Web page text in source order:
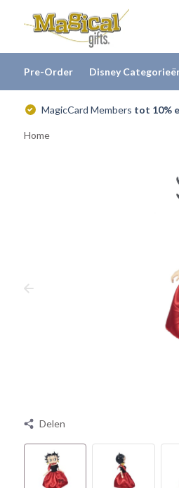
Pre-Order Disney
MagicCard Members tot 10%
Home
Delen